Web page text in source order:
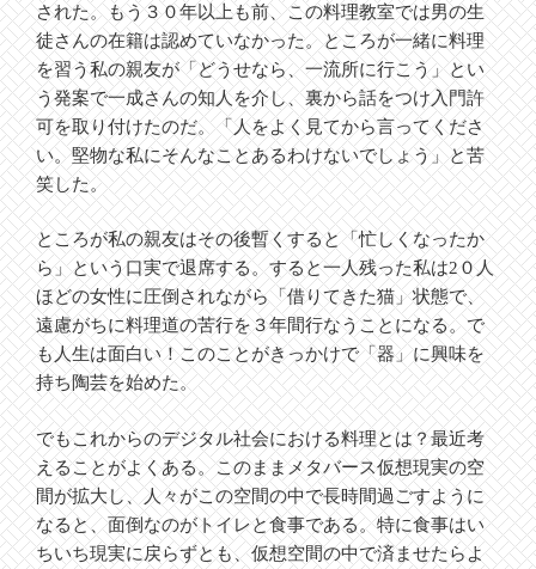
された。もう３０年以上も前、この料理教室では男の生
徒さんの在籍は認めていなかった。ところが一緒に料理
を習う私の親友が「どうせなら、一流所に行こう」とい
う発案で一成さんの知人を介し、裏から話をつけ入門許
可を取り付けたのだ。「人をよく見てから言ってくださ
い。堅物な私にそんなことあるわけないでしょう」と苦
笑した。
ところが私の親友はその後暫くすると「忙しくなったか
ら」という口実で退席する。すると一人残った私は2０人
ほどの女性に圧倒されながら「借りてきた猫」状態で、
遠慮がちに料理道の苦行を３年間行なうことになる。で
も人生は面白い！このことがきっかけで「器」に興味を
持ち陶芸を始めた。
でもこれからのデジタル社会における料理とは？最近考
えることがよくある。このままメタバース仮想現実の空
間が拡大し、人々がこの空間の中で長時間過ごすように
なると、面倒なのがトイレと食事である。特に食事はい
ちいち現実に戻らずとも、仮想空間の中で済ませたらよ